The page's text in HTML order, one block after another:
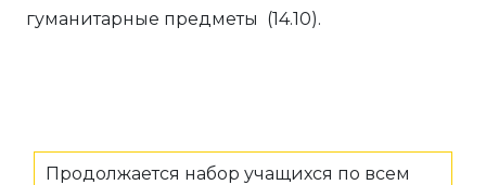
гуманитарные предметы (14.10).
Продолжается набор учащихся по всем